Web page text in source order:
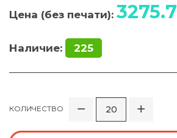
Цена (без печати): 3275.7
Наличие: 225
КОЛИЧЕСТВО